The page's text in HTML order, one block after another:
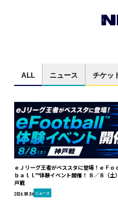
ALL ニュース チケッ
ｅＪリーグ王者がベススタに登場！ｅＦｏ
ｂａｌｌ™体験イベント開催！ ８／８（土
戸戦
2026.08.06 ニュース